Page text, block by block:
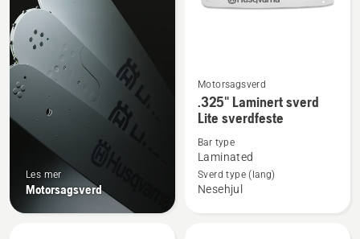
Les mer
Motorsagsverd
Se
flere
detaljer
om
.325"
Laminert
Motorsagsverd
.325" Laminert sverd
Lite sverdfeste
Bar type
Laminated
Sverd type (lang)
Nesehjul